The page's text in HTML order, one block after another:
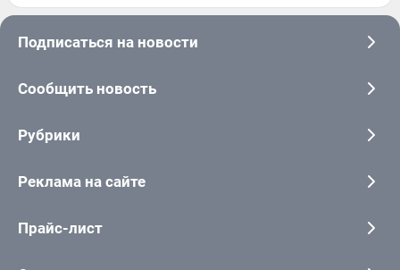
Подписаться на новости
Сообщить новость
Рубрики
Реклама на сайте
Прайс-лист